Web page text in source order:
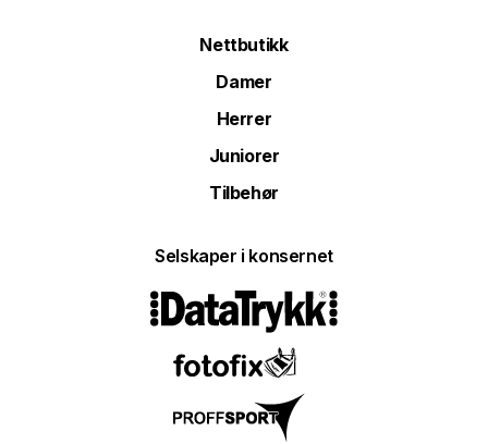
Nettbutikk
Damer
Herrer
Juniorer
Tilbehør
Selskaper i konsernet